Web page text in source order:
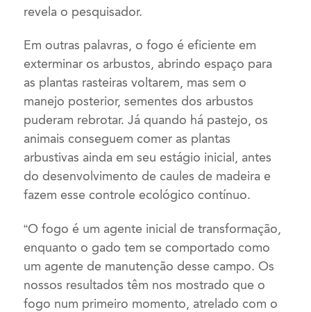
revela o pesquisador.
Em outras palavras, o fogo é eficiente em
exterminar os arbustos, abrindo espaço para
as plantas rasteiras voltarem, mas sem o
manejo posterior, sementes dos arbustos
puderam rebrotar. Já quando há pastejo, os
animais conseguem comer as plantas
arbustivas ainda em seu estágio inicial, antes
do desenvolvimento de caules de madeira e
fazem esse controle ecológico contínuo.
“O fogo é um agente inicial de transformação,
enquanto o gado tem se comportado como
um agente de manutenção desse campo. Os
nossos resultados têm nos mostrado que o
fogo num primeiro momento, atrelado com o